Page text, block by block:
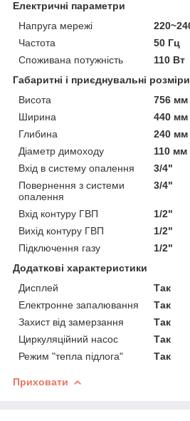
Електричні параметри
Напруга мережі
Частота
50 Гц
Споживана потужність
110 Вт
Габаритні і приєднувальні розміри
Висота
756 мм
Ширина
440 мм
Глибина
240 мм
Діаметр димоходу
110 мм
Вхід в систему опалення
3/4"
Повернення з системи
опалення
3/4"
Вхід контуру ГВП
1/2"
Вихід контуру ГВП
1/2"
Підключення газу
1/2"
Додаткові характеристики
Дисплей
Так
Електронне запалювання
Так
Захист від замерзання
Так
Циркуляційний насос
Так
Режим "тепла підлога"
Так
Приховати